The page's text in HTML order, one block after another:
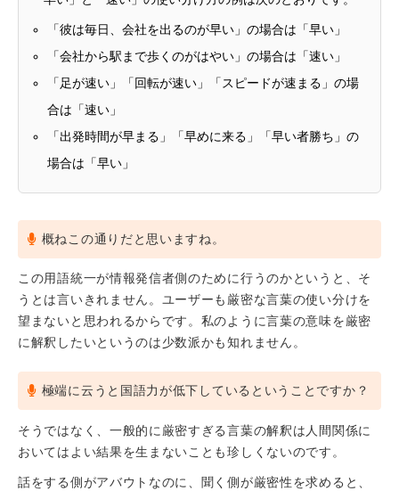
「彼は毎日、会社を出るのが早い」の場合は「早い」
「会社から駅まで歩くのがはやい」の場合は「速い」
「足が速い」「回転が速い」「スピードが速まる」の場
合は「速い」
「出発時間が早まる」「早めに来る」「早い者勝ち」の
場合は「早い」
概ねこの通りだと思いますね。
この用語統一が情報発信者側のために行うのかというと、そ
うとは言いきれません。ユーザーも厳密な言葉の使い分けを
望まないと思われるからです。私のように言葉の意味を厳密
に解釈したいというのは少数派かも知れません。
極端に云うと国語力が低下しているということですか？
そうではなく、一般的に厳密すぎる言葉の解釈は人間関係に
おいてはよい結果を生まないことも珍しくないのです。
話をする側がアバウトなのに、聞く側が厳密性を求めると、